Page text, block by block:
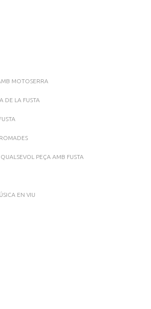
MOTOSERRA
DE LA FUSTA
PEÇA AMB FUSTA
EN VIU